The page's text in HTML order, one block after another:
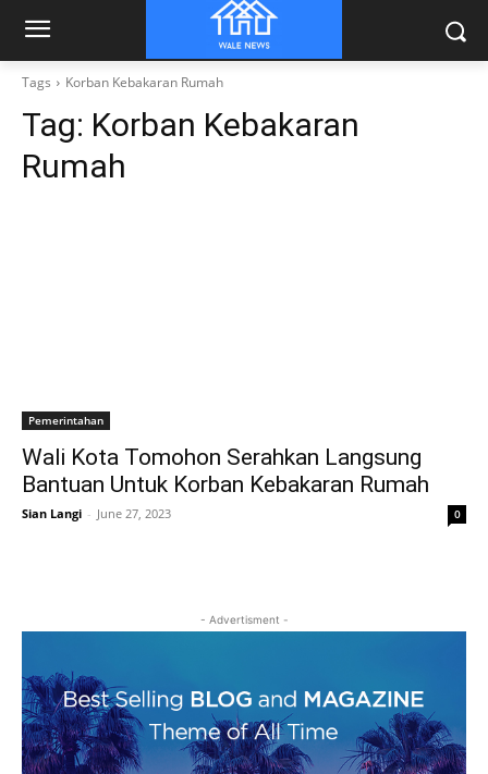
Tags Korban Kebakaran Rumah
Tag: Korban Kebakaran
Rumah
Pemerintahan
Wali Kota Tomohon Serahkan Langsung
Bantuan Untuk Korban Kebakaran Rumah
Sian Langi - June 27, 2023 0
- Advertisment -